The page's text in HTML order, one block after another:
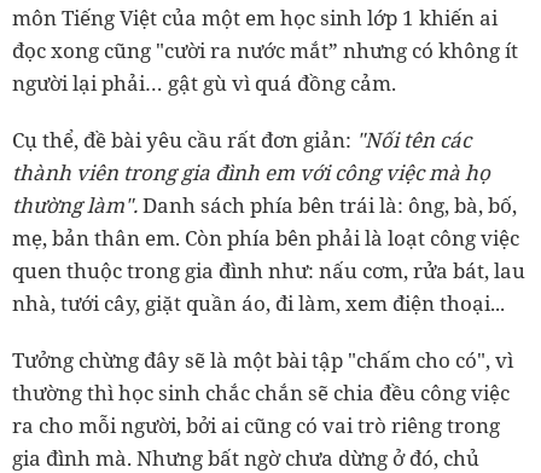
môn Tiếng Việt của một em học sinh lớp 1 khiến ai
đọc xong cũng "cười ra nước mắt” nhưng có không ít
người lại phải… gật gù vì quá đồng cảm.
Cụ thể, đề bài yêu cầu rất đơn giản: "Nối tên các
thành viên trong gia đình em với công việc mà họ
thường làm".Danh sách phía bên trái là: ông, bà, bố,
mẹ, bản thân em. Còn phía bên phải là loạt công việc
quen thuộc trong gia đình như: nấu cơm, rửa bát, lau
nhà, tưới cây, giặt quần áo, đi làm, xem điện thoại...
Tưởng chừng đây sẽ là một bài tập "chấm cho có", vì
thường thì học sinh chắc chắn sẽ chia đều công việc
ra cho mỗi người, bởi ai cũng có vai trò riêng trong
gia đình mà. Nhưng bất ngờ chưa dừng ở đó, chủ